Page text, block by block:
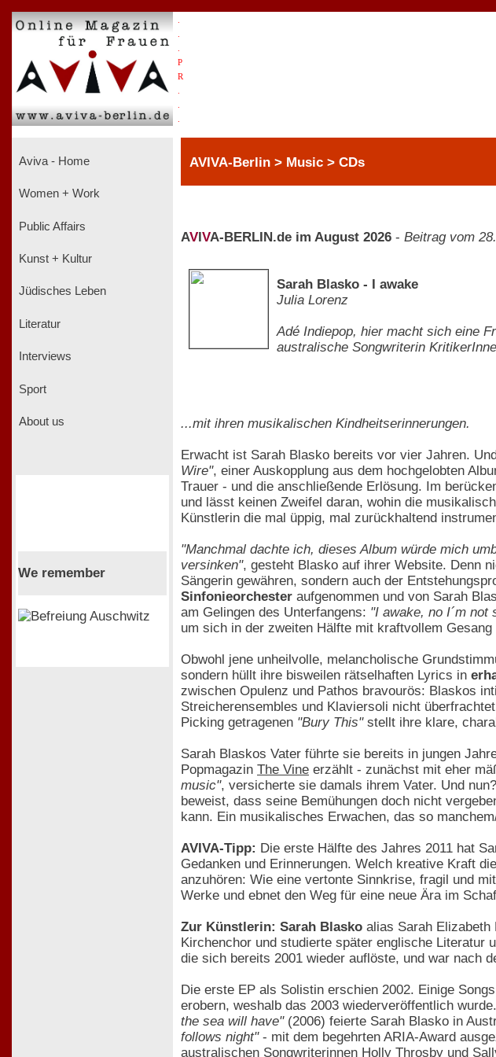
P
R
Aviva - Home
Women + Work
Public Affairs
Kunst + Kultur
Jüdisches Leben
Literatur
Interviews
Sport
About us
We remember
AVIVA-Berlin > Music > CDs
AV VA-BERLIN.de im August 2026 - Beitrag vom
Sarah Blasko - I awake
Julia Lorenz
Adé Indiepop, hier macht sich eine
australische Songwriterin
...mit ihren musikalischen Kindheitserinnerungen.
Erwacht ist Sarah Blasko bereits vor vier Jahren.
Wire", einer Auskopplung aus dem hochgelobten
Trauer - und die anschließende Erlösung. Im
und lässt keinen Zweifel daran, wohin die
Künstlerin die mal üppig, mal zurückhaltend
"Manchmal dachte ich, dieses Album würde mich
versinken", gesteht Blasko auf ihrer Website. Denn
Sängerin gewähren, sondern auch der
Sinfonieorchester aufgenommen und von Sarah
am Gelingen des Unterfangens: "I awake, no I´m not
um sich in der zweiten Hälfte mit kraftvollem Gesang
Obwohl jene unheilvolle, melancholische
sondern hüllt ihre bisweilen rätselhaften Lyrics in
zwischen Opulenz und Pathos bravourös: Blaskos
Streicherensembles und Klaviersoli nicht
Picking getragenen "Bury This"stellt ihre klare,
Sarah Blaskos Vater führte sie bereits in jungen
Popmagazin The Vine erzählt - zunächst mit eher
music", versicherte sie damals ihrem Vater. Und
beweist, dass seine Bemühungen doch nicht
kann. Ein musikalisches Erwachen, das so
AVIVA-Tipp: Die erste Hälfte des Jahres 2011 hat
Gedanken und Erinnerungen. Welch kreative Kraft
anzuhören: Wie eine vertonte Sinnkrise, fragil und
Werke und ebnet den Weg für eine neue Ära im
Zur Künstlerin: Sarah Blasko alias Sarah Elizabeth
Kirchenchor und studierte später englische
die sich bereits 2001 wieder auflöste, und war nach
Die erste EP als Solistin erschien 2002. Einige
erobern, weshalb das 2003 wiederveröffentlich
the sea will have"(2006) feierte Sarah Blasko in
follows night"- mit dem begehrten ARIA-Award
australischen Songwriterinnen Holly Throsby und